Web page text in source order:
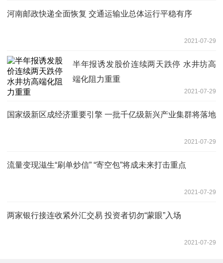
河南邮政快递全面恢复 交通运输业总体运行平稳有序
2021-07-29
半年报诱发股价连续两天跌停 水井坊高
端化阻力重重
2021-07-29
国家级新区成经济重要引擎 一批千亿级新兴产业集群将落地
2021-07-29
流量变现滋生“刷单炒信” “寄空包”将成未来打击重点
2021-07-29
两家银行接连收紧外汇交易 投资者切勿“蒙眼”入场
2021-07-29